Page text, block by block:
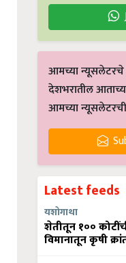
आमच्या न्यूसलेटरचे
देशभरातील
आमच्या
Latest feeds
यशोगाथा
शेतीतून १००
विमानातून कृषी